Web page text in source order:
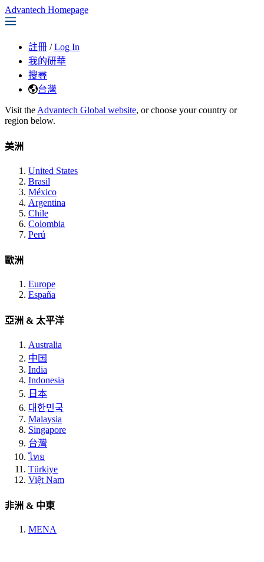
Advantech Homepage
註冊 / Log In
我的研華
搜尋
台灣
Visit the Advantech Global website, or choose your country or
region below.
美洲
United States
Brasil
México
Argentina
Chile
Colombia
Perú
歐洲
Europe
España
亞洲 & 太平洋
Australia
中国
India
Indonesia
日本
대한민국
Malaysia
Singapore
台灣
ไทย
Türkiye
Việt Nam
非洲 & 中東
MENA